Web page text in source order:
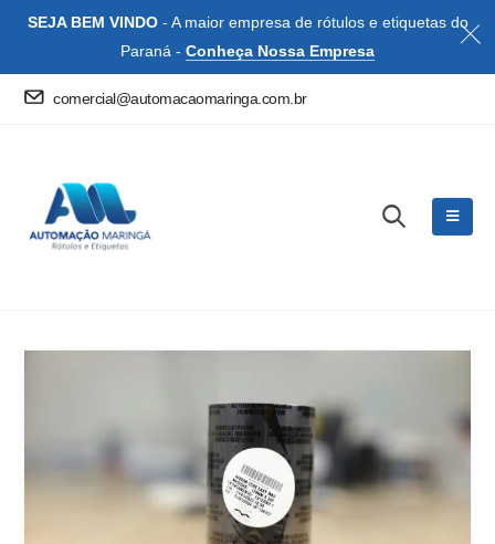
SEJA BEM VINDO- A maior empresa de rótulos e etiquetas do
Paraná - Conheça Nossa Empresa
comercial@automacaomaringa.com.br